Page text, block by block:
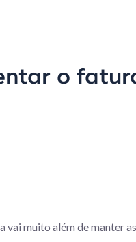
o
muito além de manter